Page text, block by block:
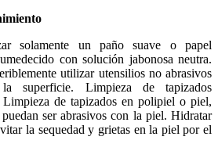
solamente un paño suave o papel
con solución jabonosa neutra.
utilizar utensilios no abrasivos
superficie. Limpieza de tapizados
Limpieza de tapizados en polipiel o piel,
ser abrasivos con la piel. Hidratar
la sequedad y grietas en la piel por el